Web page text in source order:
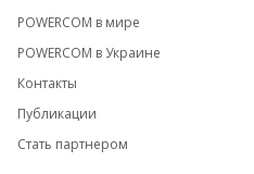
POWERCOM в мире
POWERCOM в Украине
Контакты
Публикации
Стать партнером